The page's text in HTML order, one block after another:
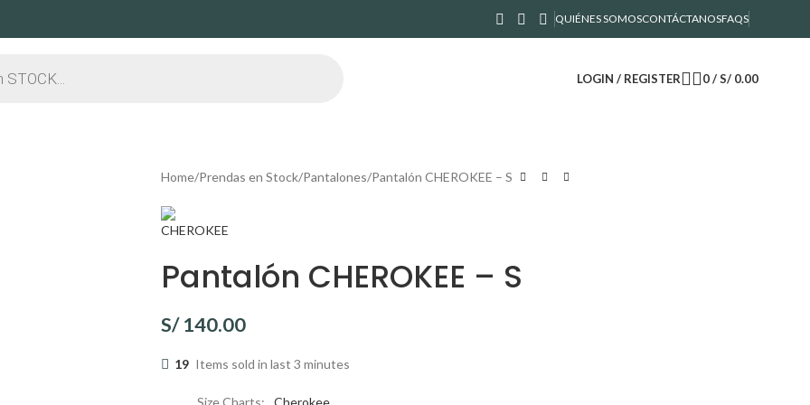
QUIÉNES SOMOSCONTÁCTANOSFAQS
LOGIN / REGISTER 0/ S/0.00
Home Prendas en Stock Pantalones Pantalón CHEROKEE – S
Pantalón CHEROKEE – S
S/140.00
19 Items sold in last 3 minutes
Size Charts Cherokee